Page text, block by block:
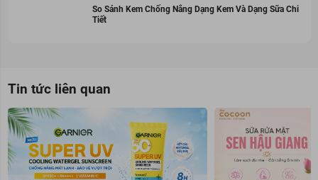
So Sánh Kem Chống Nắng Dạng Kem Và Dạng Sữa Chi
Tiết
Tin tức liên quan